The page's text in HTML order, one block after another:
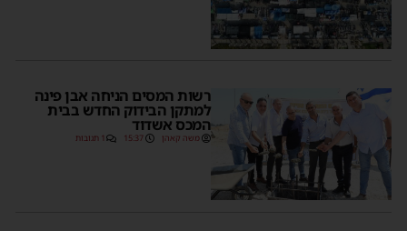
רשות המסים הניחה אבן פינה
למתקן הבידוק החדש בבית
המכס אשדוד
משה קאהן 15:37 1 תגובות